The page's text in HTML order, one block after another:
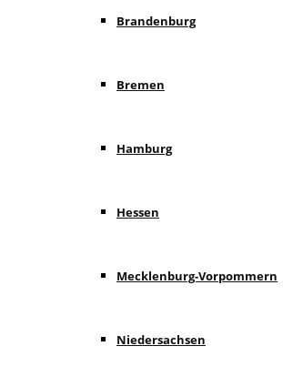
Brandenburg
Bremen
Hamburg
Hessen
Mecklenburg-Vorpommern
Niedersachsen